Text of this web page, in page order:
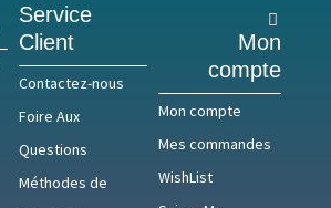
Service
Client
Contactez-nous
Foire Aux
Questions
Méthodes de
Mon
compte
Mon compte
Mes commandes
WishList